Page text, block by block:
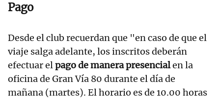
Pago
Desde el club recuerdan que "en caso de que el
viaje salga adelante, los inscritos deberán
efectuar elpago de manera presencialen la
oficina de Gran Vía 80 durante el día de
mañana (martes). El horario es de 10.00 horas